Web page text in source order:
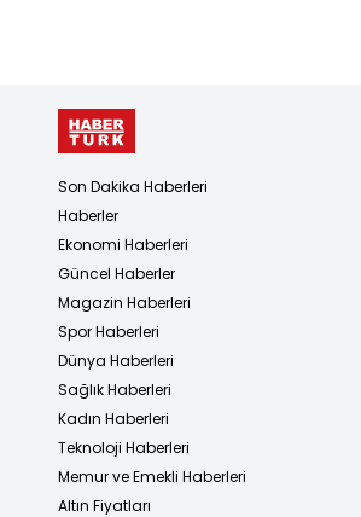
Son Dakika Haberleri
Haberler
Ekonomi Haberleri
Güncel Haberler
Magazin Haberleri
Spor Haberleri
Dünya Haberleri
Sağlık Haberleri
Kadın Haberleri
Teknoloji Haberleri
Memur ve Emekli Haberleri
Altın Fiyatları